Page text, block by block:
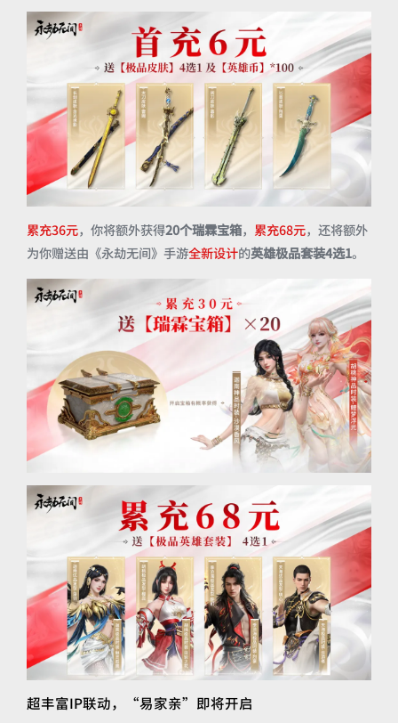
累充36元，你将额外获得20个瑞霖宝箱， 累充68元，还将额外
为你赠送由《永劫无间》手游全新设计的英雄极品套装4选1。
超丰富IP联动，“易家亲”即将开启